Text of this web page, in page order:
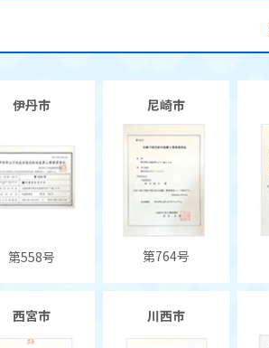
伊丹市
第558号
尼崎市
第764号
西宮市 川西市